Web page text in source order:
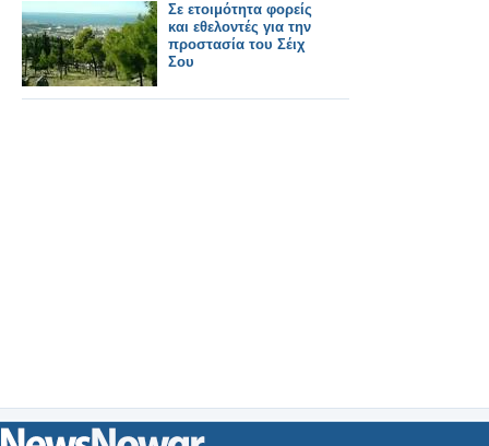
Σε ετοιμότητα φορείς
και εθελοντές για την
προστασία του Σέιχ
Σου